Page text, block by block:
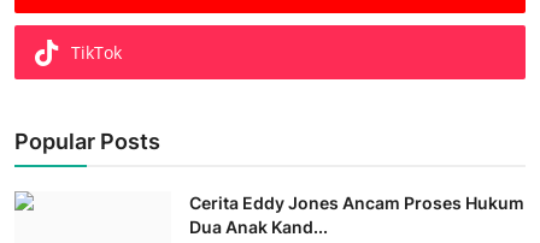
TikTok
Popular Posts
Cerita Eddy Jones Ancam Proses Hukum
Dua Anak Kand...